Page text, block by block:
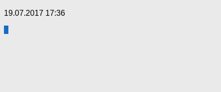
19.07.2017 17:36